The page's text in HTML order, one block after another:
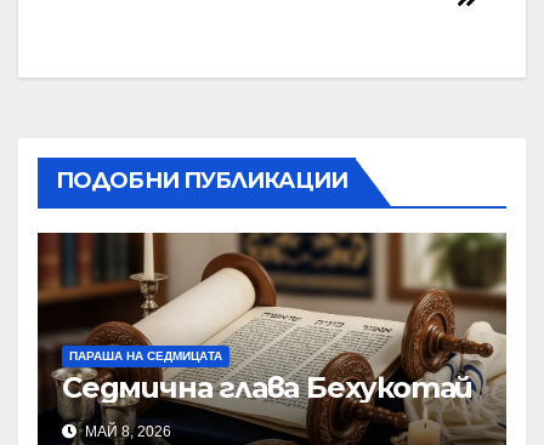
ПОДОБНИ ПУБЛИКАЦИИ
ПАРАША НА СЕДМИЦАТА
Седмична глава Бехукотай
МАЙ 8, 2026